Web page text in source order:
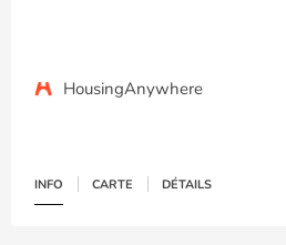
HousingAnywhere
INFO CARTE DÉTAILS